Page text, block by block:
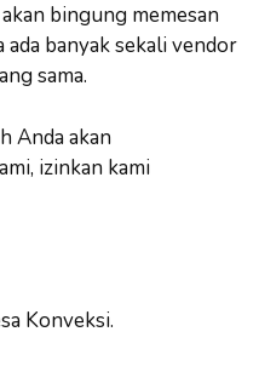
bingung memesan
ada banyak sekali vendor
sama.
Anda akan
izinkan kami
Konveksi.